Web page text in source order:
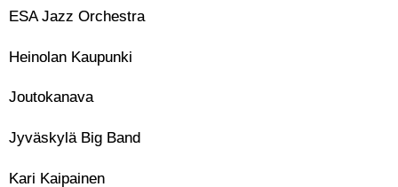
ESA Jazz Orchestra
Heinolan Kaupunki
Joutokanava
Jyväskylä Big Band
Kari Kaipainen